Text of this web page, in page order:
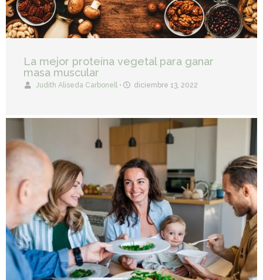
La mejor proteína vegetal para ganar
masa muscular
Judith Aliseda Carbonell • diciembre 13, 2022